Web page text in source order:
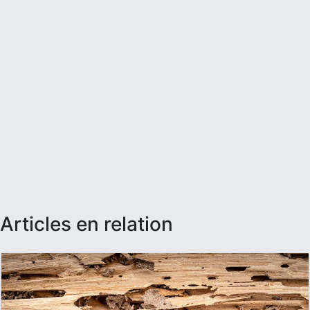
articles en relation